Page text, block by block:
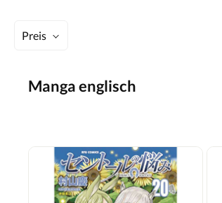
Preis
Manga englisch